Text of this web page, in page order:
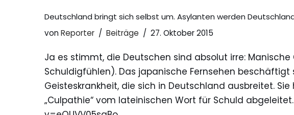
Deutschland bringt sich selbst um. Asylanten werden
vonReporter Beiträge 27. Oktober 2015
Ja es stimmt, die Deutschen sind absolut irre:
Schuldigfühlen). Das japanische Fernsehen
Geisteskrankheit, die sich in Deutschland ausbreitet.
„Culpathie“ vom lateinischen Wort für Schuld